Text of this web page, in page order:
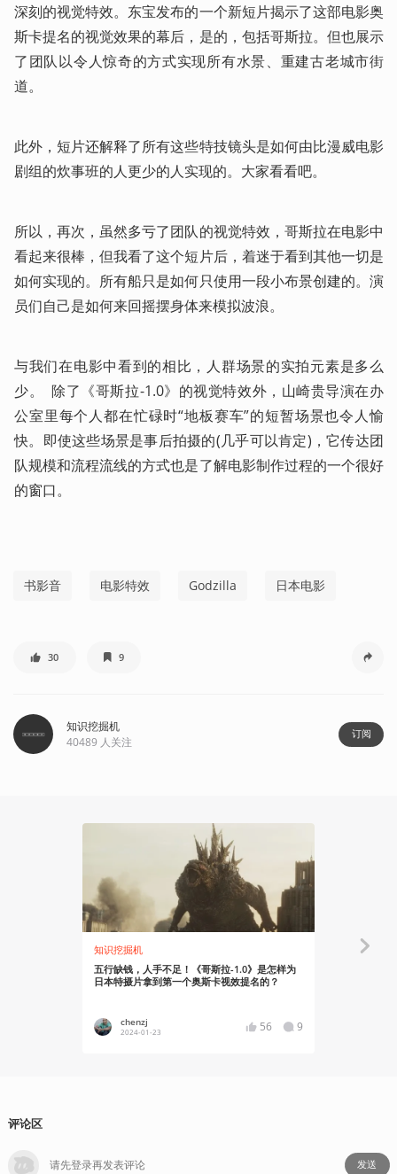
深刻的视觉特效。东宝发布的一个新短片揭示了这部电影奥
斯卡提名的视觉效果的幕后，是的，包括哥斯拉。但也展示
了团队以令人惊奇的方式实现所有水景、重建古老城市街
道。
此外，短片还解释了所有这些特技镜头是如何由比漫威电影
剧组的炊事班的人更少的人实现的。大家看看吧。
所以，再次，虽然多亏了团队的视觉特效，哥斯拉在电影中
看起来很棒，但我看了这个短片后，着迷于看到其他一切是
如何实现的。所有船只是如何只使用一段小布景创建的。演
员们自己是如何来回摇摆身体来模拟波浪。
与我们在电影中看到的相比，人群场景的实拍元素是多么
少。  除了《哥斯拉-1.0》的视觉特效外，山崎贵导演在办
公室里每个人都在忙碌时“地板赛车”的短暂场景也令人愉
快。即使这些场景是事后拍摄的(几乎可以肯定)，它传达团
队规模和流程流线的方式也是了解电影制作过程的一个很好
的窗口。
书影音 电影特效 Godzilla 日本电影
30 9
知识挖掘机
40489 人关注
订阅
知识挖掘机
五行缺钱，人手不足！《哥斯拉-1.0》是怎样为
日本特摄片拿到第一个奥斯卡视效提名的？
chenzj
2024-01-23 56 9
有感而发
评论区
发送